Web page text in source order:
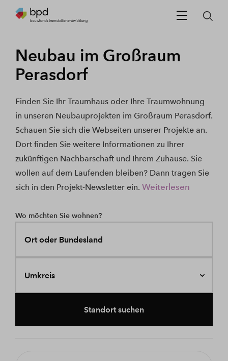
Neubau im Großraum
Perasdorf
Finden Sie Ihr Traumhaus oder Ihre Traumwohnung
in unseren Neubauprojekten im Großraum Perasdorf.
Schauen Sie sich die Webseiten unserer Projekte an.
Dort finden Sie weitere Informationen zu Ihrer
zukünftigen Nachbarschaft und Ihrem Zuhause. Sie
wollen auf dem Laufenden bleiben? Dann tragen Sie
sich in den Projekt-Newsletter ein. Weiterlesen
Wo möchten Sie wohnen?
Ort oder Bundesland
Umkreis
Standort suchen